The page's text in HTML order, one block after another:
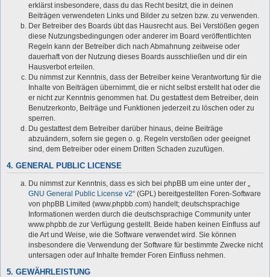
erklärst insbesondere, dass du das Recht besitzt, die in deinen
Beiträgen verwendeten Links und Bilder zu setzen bzw. zu verwenden.
Der Betreiber des Boards übt das Hausrecht aus. Bei Verstößen gegen
diese Nutzungsbedingungen oder anderer im Board veröffentlichten
Regeln kann der Betreiber dich nach Abmahnung zeitweise oder
dauerhaft von der Nutzung dieses Boards ausschließen und dir ein
Hausverbot erteilen.
Du nimmst zur Kenntnis, dass der Betreiber keine Verantwortung für die
Inhalte von Beiträgen übernimmt, die er nicht selbst erstellt hat oder die
er nicht zur Kenntnis genommen hat. Du gestattest dem Betreiber, dein
Benutzerkonto, Beiträge und Funktionen jederzeit zu löschen oder zu
sperren.
Du gestattest dem Betreiber darüber hinaus, deine Beiträge
abzuändern, sofern sie gegen o. g. Regeln verstoßen oder geeignet
sind, dem Betreiber oder einem Dritten Schaden zuzufügen.
4. GENERAL PUBLIC LICENSE
Du nimmst zur Kenntnis, dass es sich bei phpBB um eine unter der „
GNU General Public License v2“ (GPL) bereitgestellten Foren-Software
von phpBB Limited (www.phpbb.com) handelt; deutschsprachige
Informationen werden durch die deutschsprachige Community unter
www.phpbb.de zur Verfügung gestellt. Beide haben keinen Einfluss auf
die Art und Weise, wie die Software verwendet wird. Sie können
insbesondere die Verwendung der Software für bestimmte Zwecke nicht
untersagen oder auf Inhalte fremder Foren Einfluss nehmen.
5. GEWÄHRLEISTUNG